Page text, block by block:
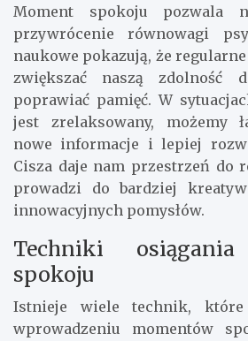
Moment spokoju pozwala
przywrócenie równowagi
naukowe pokazują, że
zwiększać naszą zdolność
poprawiać pamięć. W
jest zrelaksowany, możemy
nowe informacje i lepiej
Cisza daje nam przestrzeń do
prowadzi do bardziej
innowacyjnych pomysłów.
Techniki
spokoju
Istnieje wiele technik,
wprowadzeniu momentów